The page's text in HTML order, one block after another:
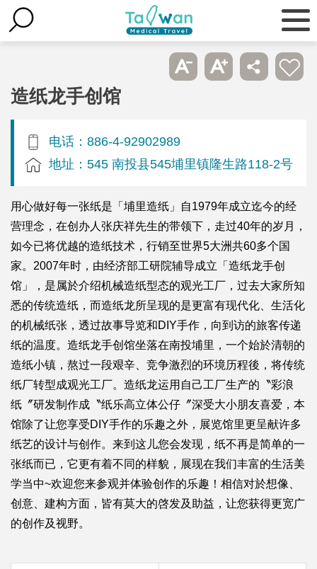
造纸龙手创馆
电话：886-4-92902989
地址：545 南投县545埔里镇隆生路118-2号
用心做好每一张纸是「埔里造纸」自1979年成立迄今的经
营理念，在创办人张庆祥先生的带领下，走过40年的岁月，
如今已将优越的造纸技术，行销至世界5大洲共60多个国
家。2007年时，由经济部工研院辅导成立「造纸龙手创
馆」，是属於介绍机械造纸型态的观光工厂，过去大家所知
悉的传统造纸，而造纸龙所呈现的是更富有现代化、生活化
的机械纸张，透过故事导览和DIY手作，向到访的旅客传递
纸的温度。造纸龙手创馆坐落在南投埔里，一个始於清朝的
造纸小镇，熬过一段艰辛、竞争激烈的环境历程後，将传统
纸厂转型成观光工厂。造纸龙运用自己工厂生产的〝彩浪
纸〞研发制作成〝纸乐高立体公仔〞深受大小朋友喜爱，本
馆除了让您享受DIY手作的乐趣之外，展览馆里更呈献许多
纸艺的设计与创作。来到这儿您会发现，纸不再是简单的一
张纸而已，它更有着不同的样貌，展现在我们丰富的生活美
学当中~欢迎您来参观并体验创作的乐趣！相信对於想像、
创意、建构方面，皆有莫大的啓发及助益，让您获得更宽广
的创作及视野。